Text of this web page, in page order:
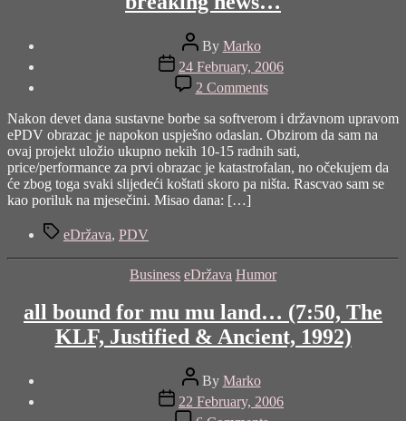
Post
author
By Marko
Post
date
24 February, 2006
2 Commentson
breaking
news…
Nakon devet dana sustavne borbe sa softverom i državnom upravom
ePDV obrazac je napokon uspješno odaslan. Obzirom da sam na
ovaj projekt uložio ukupno nekih 10-15 radnih sati,
price/performance za prvi obrazac je katastrofalan, no očekujem da
će zbog toga svaki slijedeći koštati skoro pa ništa. Rascvao sam se
kao poriluk na mjesečini. Misao dana: […]
TagseDržava, PDV
Categories
Business eDržava Humor
all bound for mu mu land… (7:50, The
KLF, Justified & Ancient, 1992)
Post
author
By Marko
Post
date
22 February, 2006
on